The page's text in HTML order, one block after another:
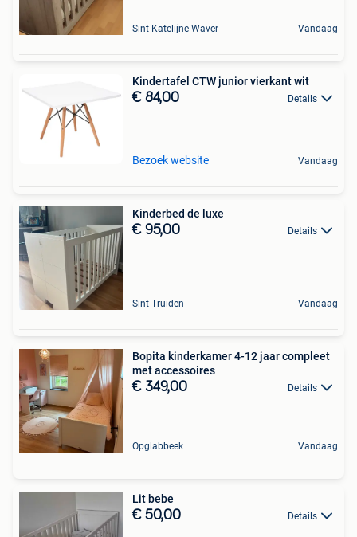
Sint-Katelijne-Waver Vandaag
Kindertafel CTW junior vierkant wit
€ 84,00 Details
Bezoek website Vandaag
Kinderbed de luxe
€ 95,00 Details
Sint-Truiden Vandaag
Bopita kinderkamer 4-12 jaar compleet
met accessoires
€ 349,00 Details
Opglabbeek Vandaag
Lit bebe
€ 50,00 Details